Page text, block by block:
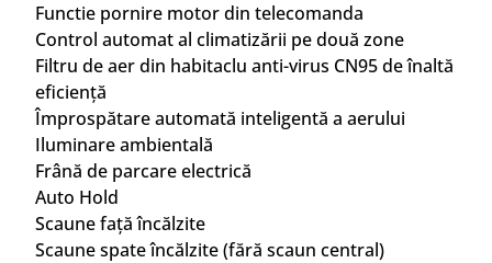
Functie pornire motor din telecomanda
Control automat al climatizării pe două zone
Filtru de aer din habitaclu anti-virus CN95 de înaltă
eficiență
Împrospătare automată inteligentă a aerului
Iluminare ambientală
Frână de parcare electrică
Auto Hold
Scaune față încălzite
Scaune spate încălzite (fără scaun central)